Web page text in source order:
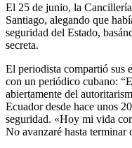
El 25 de junio, la
Santiago, alegando que
seguridad del Estado,
secreta.
El periodista compartió sus
con un periódico cubano:
abiertamente del
Ecuador desde hace unos
seguridad. «Hoy mi vida
No avanzaré hasta